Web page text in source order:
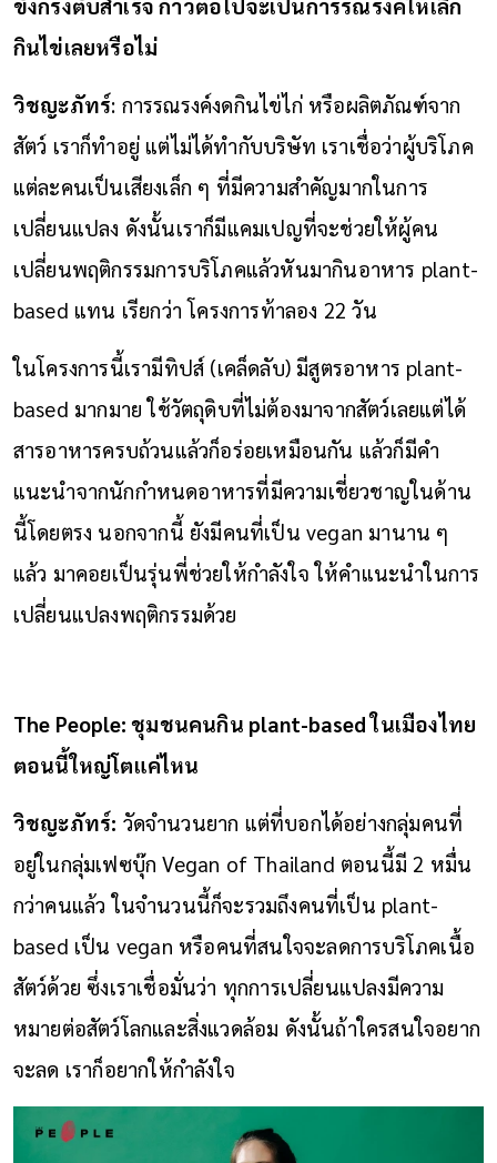
กินไข่เลยหรือไม่
วิชญะภัทร์: การรณรงค์งดกินไข่ไก่ หรือผลิตภัณฑ์จาก
สัตว์ เราก็ทำอยู่ แต่ไม่ได้ทำกับบริษัท เราเชื่อว่าผู้บริโภค
แต่ละคนเป็นเสียงเล็ก ๆ ที่มีความสำคัญมากในการ
เปลี่ยนแปลง ดังนั้นเราก็มีแคมเปญที่จะช่วยให้ผู้คน
เปลี่ยนพฤติกรรมการบริโภคแล้วหันมากินอาหาร plant-
based แทน เรียกว่า โครงการท้าลอง 22 วัน
ในโครงการนี้เรามีทิปส์ (เคล็ดลับ) มีสูตรอาหาร plant-
based มากมาย ใช้วัตถุดิบที่ไม่ต้องมาจากสัตว์เลยแต่ได้
สารอาหารครบถ้วนแล้วก็อร่อยเหมือนกัน แล้วก็มีคำ
แนะนำจากนักกำหนดอาหารที่มีความเชี่ยวชาญในด้าน
นี้โดยตรง นอกจากนี้ ยังมีคนที่เป็น vegan มานาน ๆ
แล้ว มาคอยเป็นรุ่นพี่ช่วยให้กำลังใจ ให้คำแนะนำในการ
เปลี่ยนแปลงพฤติกรรมด้วย
The People: ชุมชนคนกิน plant-based ในเมืองไทย
ตอนนี้ใหญ่โตแค่ไหน
วิชญะภัทร์: วัดจำนวนยาก แต่ที่บอกได้อย่างกลุ่มคนที่
อยู่ในกลุ่มเฟซบุ๊ก Vegan of Thailand ตอนนี้มี 2 หมื่น
กว่าคนแล้ว ในจำนวนนี้ก็จะรวมถึงคนที่เป็น plant-
based เป็น vegan หรือคนที่สนใจจะลดการบริโภคเนื้อ
สัตว์ด้วย ซึ่งเราเชื่อมั่นว่า ทุกการเปลี่ยนแปลงมีความ
หมายต่อสัตว์โลกและสิ่งแวดล้อม ดังนั้นถ้าใครสนใจอยาก
จะลด เราก็อยากให้กำลังใจ